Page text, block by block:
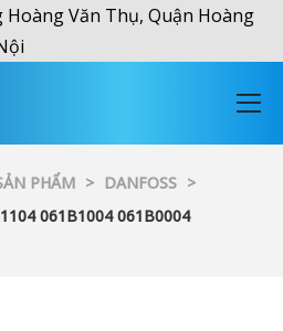
Hoàng Văn Thụ, Quận Hoàng
PHẨM > DANFOSS >
061B1004 061B0004